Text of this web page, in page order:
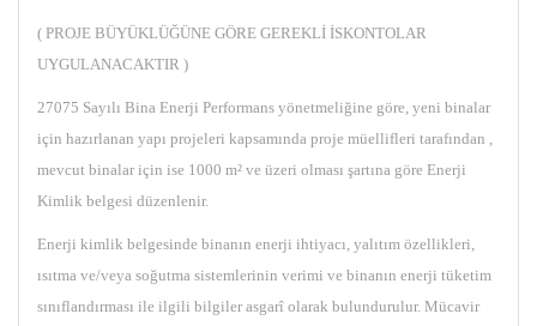
( PROJE BÜYÜKLÜĞÜNE GÖRE GEREKLİ İSKONTOLAR
UYGULANACAKTIR )
27075 Sayılı Bina Enerji Performans yönetmeliğine göre, yeni binalar
için hazırlanan yapı projeleri kapsamında proje müellifleri tarafından ,
mevcut binalar için ise 1000 m² ve üzeri olması şartına göre Enerji
Kimlik belgesi düzenlenir.
Enerji kimlik belgesinde binanın enerji ihtiyacı, yalıtım özellikleri,
ısıtma ve/veya soğutma sistemlerinin verimi ve binanın enerji tüketim
sınıflandırması ile ilgili bilgiler asgarî olarak bulundurulur. Mücavir